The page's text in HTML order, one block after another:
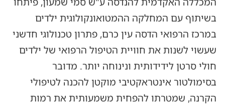
בשיתוף עם המחלקה ההמטואונקולוגית ילדים
במרכז הרפואי הדסה עין כרם, פתרון טכנולוגי חדשני
שעשוי לשנות את חוויית הטיפול הרפואי של ילדים
חולי סרטן לידידותית ונינוחה יותר. מדובר
בסימולטור אינטראקטיבי מוקטן להכנה לטיפולי
הקרנה, שמטרתו להפחית משמעותית את רמות